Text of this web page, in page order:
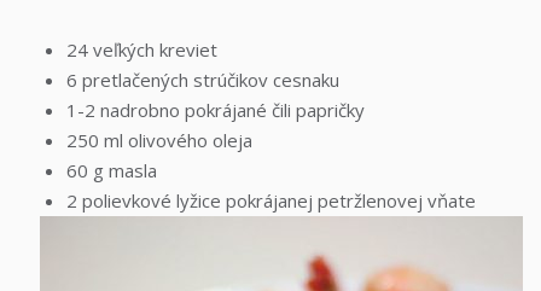
24 veľkých kreviet
6 pretlačených strúčikov cesnaku
1-2 nadrobno pokrájané čili papričky
250 ml olivového oleja
60 g masla
2 polievkové lyžice pokrájanej petržlenovej vňate